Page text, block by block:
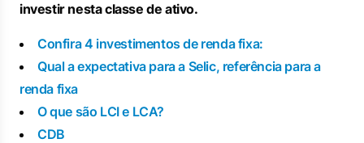
investir nesta classe de ativo.
Confira 4 investimentos de renda fixa:
Qual a expectativa para a Selic, referência para a
renda fixa
O que são LCI e LCA?
CDB